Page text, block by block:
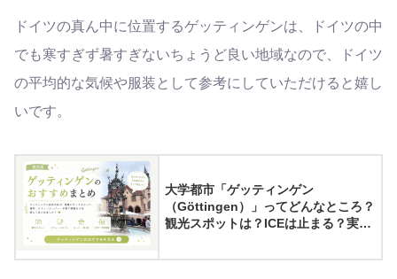
ドイツの真ん中に位置するゲッティンゲンは、ドイツの中
でも寒すぎず暑すぎないちょうど良い地域なので、ドイツ
の平均的な気候や服装として参考にしていただけると嬉し
いです。
大学都市「ゲッティンゲン
（Göttingen）」ってどんなところ？
観光スポットは？ICEは止まる？実際
ンの魅力8選